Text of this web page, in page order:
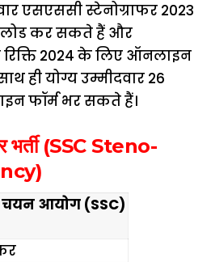
एसएससी स्टेनोग्राफर 2023
कर सकते हैं और
2024 के लिए ऑनलाइन
ही योग्य उम्मीदवार 26
फॉर्म भर सकते हैं।
भर्ती (SSC Steno-
चयन आयोग (SSC)